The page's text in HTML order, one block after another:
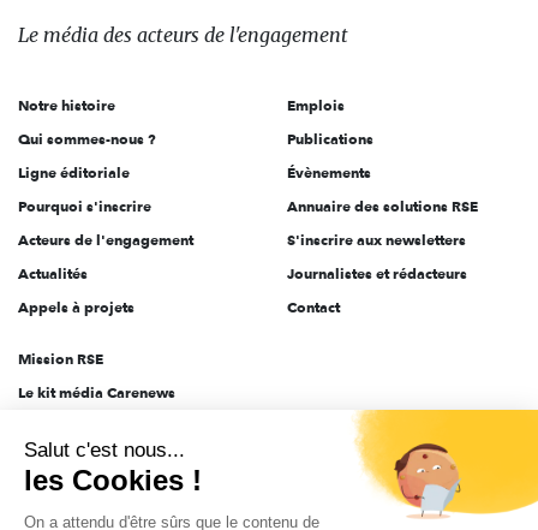
des
l'engagement
Le média des acteurs de l'engagement
Notre histoire
Qui sommes-nous ?
Ligne éditoriale
Pourquoi s'inscrire
Acteurs de l'engagement
Actualités
Appels à projets
Emplois
Publications
Évènements
Annuaire des solutions RSE
S'inscrire aux newsletters
Journalistes et rédacteurs
Contact
Mission RSE
Le kit média Carenews
AEF info
Novethic
Salut c'est nous...
les Cookies !
On a attendu d'être sûrs que le contenu de